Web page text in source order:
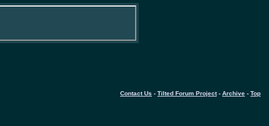
Contact Us - Tilted Forum Project- Archive - Top